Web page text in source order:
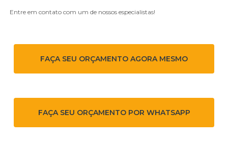
Entre em contato com um de nossos especialistas!
FAÇA SEU ORÇAMENTO AGORA MESMO
FAÇA SEU ORÇAMENTO POR WHATSAPP